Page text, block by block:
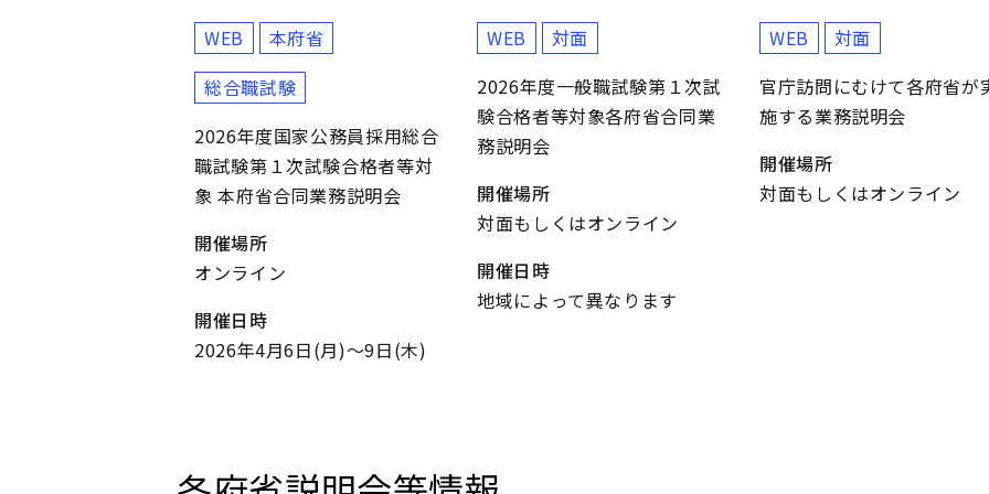
WEB
本府省
総合職試験
2026年度国家公務員採用総合
職試験第１次試験合格者等対
象 本府省合同業務説明会
開催場所
オンライン
開催日時
2026年4月6日(月)～9日(木)
WEB
対面
2026年度一般職試験第１次試
験合格者等対象各府省合同業
務説明会
開催場所
対面もしくはオンライン
開催日時
地域によって異なります
WEB
対面
官庁訪問にむけて各府省が
施する業務説明会
開催場所
対面もしくはオンライン